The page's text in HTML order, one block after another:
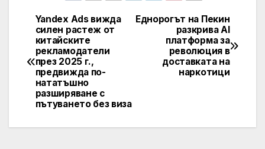
Post
navigation
Еднорогът на Пекин
разкрива AI
платформа за
революция в
доставката на
наркотици
Yandex Ads вижда
силен растеж от
китайските
рекламодатели
през 2025 г.,
предвижда по-
нататъшно
разширяване с
пътуването без виза